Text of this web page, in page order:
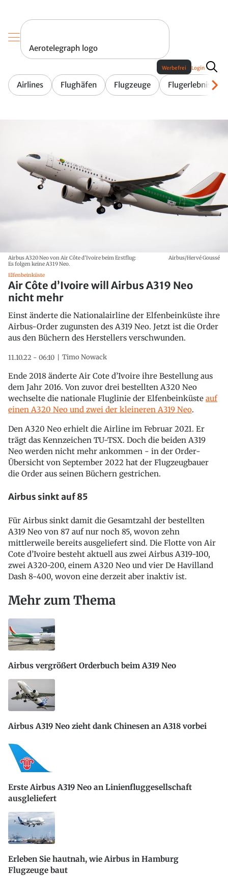
Aerotelegraph logo
Airlines Flughäfen Flugzeuge Flugerlebnis
Werbefrei Login
Airbus A320 Neo von Air Côte d’Ivoire beim Erstflug:
Es folgen keine A319 Neo.
Airbus/Hervé Goussé
Elfenbeinküste
Air Côte d’Ivoire will Airbus A319 Neo
nicht mehr
Einst änderte die Nationalairline der Elfenbeinküste ihre
Airbus-Order zugunsten des A319 Neo. Jetzt ist die Order
aus den Büchern des Herstellers verschwunden.
11.10.22 - 06:10 Timo Nowack
Ende 2018 änderte Air Cote d’Ivoire ihre Bestellung aus
dem Jahr 2016. Von zuvor drei bestellten A320 Neo
wechselte die nationale Fluglinie der Elfenbeinküste auf
einen A320 Neo und zwei der kleineren A319 Neo.
Den A320 Neo erhielt die Airline im Februar 2021. Er
trägt das Kennzeichen TU-TSX. Doch die beiden A319
Neo werden nicht mehr ankommen - in der Order-
Übersicht von September 2022 hat der Flugzeugbauer
die Order aus seinen Büchern gestrichen.
Airbus sinkt auf 85
Für Airbus sinkt damit die Gesamtzahl der bestellten
A319 Neo von 87 auf nur noch 85, wovon zehn
mittlerweile bereits ausgeliefert sind. Die Flotte von Air
Cote d’Ivoire besteht aktuell aus zwei Airbus A319-100,
zwei A320-200, einem A320 Neo und vier De Havilland
Dash 8-400, wovon eine derzeit aber inaktiv ist.
Mehr zum Thema
Airbus vergrößert Orderbuch beim A319 Neo
Airbus A319 Neo zieht dank Chinesen an A318 vorbei
Erste Airbus A319 Neo an Linienfluggesellschaft
ausgleliefert
Erleben Sie hautnah, wie Airbus in Hamburg
Flugzeuge baut